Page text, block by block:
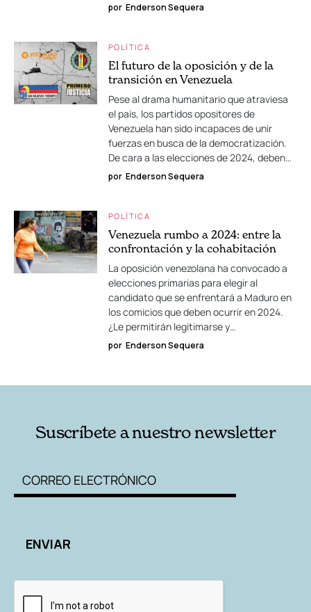
por Enderson Sequera
POLÍTICA
El futuro de la oposición y de la
transición en Venezuela
Pese al drama humanitario que atraviesa
el país, los partidos opositores de
Venezuela han sido incapaces de unir
fuerzas en busca de la democratización.
De cara a las elecciones de 2024, deben…
por Enderson Sequera
POLÍTICA
Venezuela rumbo a 2024: entre la
confrontación y la cohabitación
La oposición venezolana ha convocado a
elecciones primarias para elegir al
candidato que se enfrentará a Maduro en
los comicios que deben ocurrir en 2024.
¿Le permitirán legitimarse y…
por Enderson Sequera
Suscríbete a nuestro newsletter